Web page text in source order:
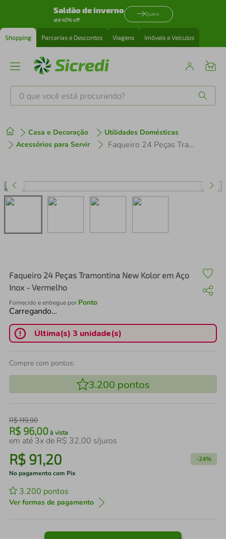
Saldão de inverno
até 40% off
Quero
Shopping Parcerias e Descontos Viagens Imóveis e Veículos
O que você está procurando?
Casa e Decoração
Utilidades Domésticas
Acessórios para Servir
Faqueiro 24 Peças Tramontina New Kolor em Aço Inox - Vermelho
Faqueiro 24 Peças Tramontina New Kolor em Aço
Inox - Vermelho
Fornecido e entregue por Ponto
Carregando…
Última(s) 3 unidade(s)
Compre com pontos:
3.200 pontos
R$119,90
R$ 96,00 à vista
em até 3x de R$ 32,00 s/juros
R$ 91,20 -24%
No pagamento com Pix
3.200 pontos
Ver formas de pagamento
1º tenis
3º perfume